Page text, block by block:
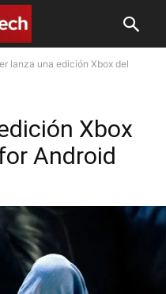
lanza una edición Xbox del
Xbox
Android